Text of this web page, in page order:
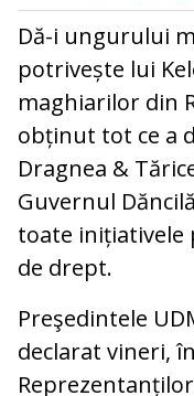
Dă-i ungurului
potrivește lui
maghiarilor din
obținut tot ce a
Dragnea &
Guvernul
toate
de drept.
Preşedintele
declarat vineri,